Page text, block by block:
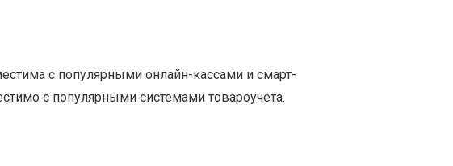
с популярными онлайн-кассами и смарт-
с популярными системами товароучета.